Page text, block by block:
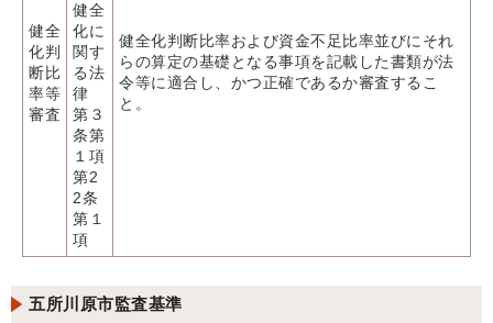
健全
化判
断比
率等
審査
健全
化に
関す
る法
律
第３
条第
１項
第2
2条
第１
項
健全化判断比率および資金不足比率並びにそれ
らの算定の基礎となる事項を記載した書類が法
令等に適合し、かつ正確であるか審査するこ
と。
五所川原市監査基準